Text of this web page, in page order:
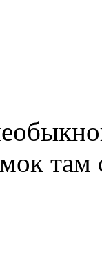
там